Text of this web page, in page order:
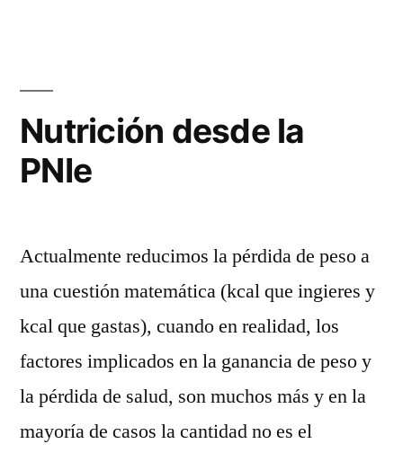
Nutrición desde la
PNIe
Actualmente reducimos la pérdida de peso a
una cuestión matemática (kcal que ingieres y
kcal que gastas), cuando en realidad, los
factores implicados en la ganancia de peso y
la pérdida de salud, son muchos más y en la
mayoría de casos la cantidad no es el